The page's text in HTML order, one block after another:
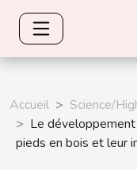
Accueil
Science/
Le
pieds en bois et leur